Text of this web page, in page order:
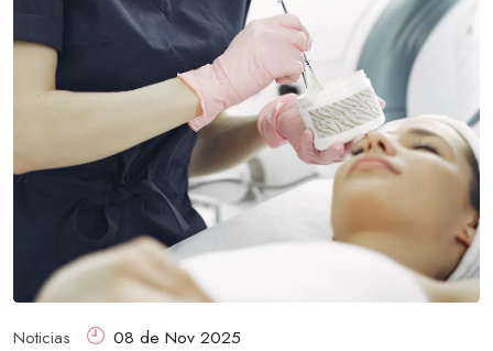
Noticias 08 de Nov 2025